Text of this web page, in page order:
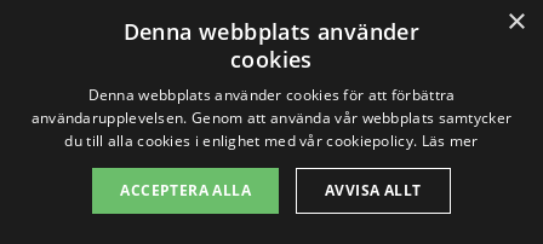
Här är några av de kringliggande byarna
där du kan hitta kompetenta företag som
erbjuder trädgårdsskötsel:
×
Denna webbplats använder
cookies
Denna webbplats använder cookies för att förbättra
användarupplevelsen. Genom att använda vår webbplats samtycker
du till alla cookies i enlighet med vår cookiepolicy. Läs mer
ACCEPTERA ALLA AVVISA ALLT